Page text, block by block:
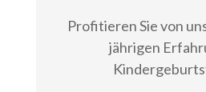
Profitieren Sie von
jährigen